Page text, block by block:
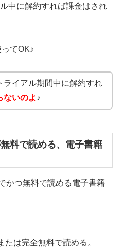
中に解約すれば課金はされ
てOK♪
ライアル期間中に解約すれ
ないのよ ♪
料で読める、電子書籍
かつ無料で読める電子書籍
は完全無料で読める。